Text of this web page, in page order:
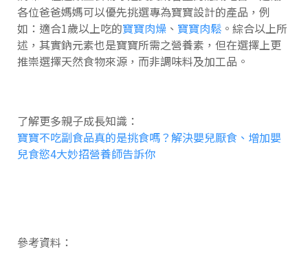
各位爸爸媽媽可以優先挑選專為寶寶設計的產品，例
如：適合1歲以上吃的寶寶肉燥 、 寶寶肉鬆 。綜合以上所
述，其實鈉元素也是寶寶所需之營養素，但在選擇上更
推崇選擇天然食物來源，而非調味料及加工品。
了解更多親子成長知識：
寶寶不吃副食品真的是挑食嗎？解決嬰兒厭食、增加嬰
兒食慾4大妙招營養師告訴你
參考資料：